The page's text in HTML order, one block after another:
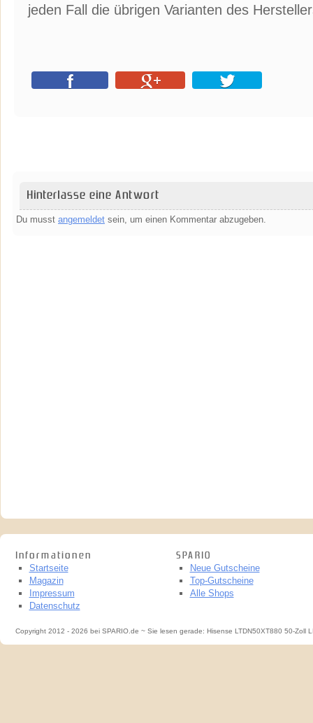
jeden Fall die übrigen Varianten des
Hinterlasse eine Antwort
Du musst angemeldet sein, um einen Kommentar abzugeben.
Informationen
Startseite
Magazin
Impressum
Datenschutz
SPARIO
Neue Gutscheine
Top-Gutscheine
Alle Shops
Copyright 2012 - 2026 bei SPARIO.de ~ Sie lesen gerade: Hisense LTDN50XT880 50-Zoll